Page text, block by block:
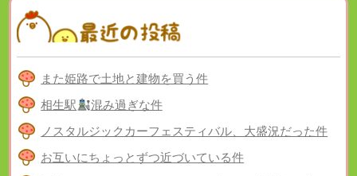
また姫路で土地と建物を買う件
相生駅
混み過ぎな件
ノスタルジックカーフェスティバル、大盛況だった件
お互いにちょっとずつ近づいている件